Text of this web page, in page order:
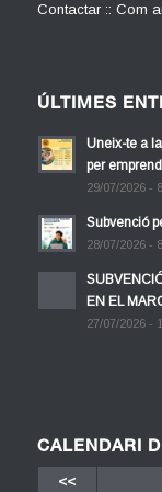
Contactar :: Com
ÚLTIMES
Uneix-te a
per
29/07/2026 -
Subvenció
28/07/2026 -
EN EL
27/07/2026 -
CALENDARI
<<